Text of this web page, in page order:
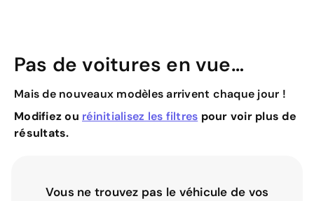
Pas de voitures en vue…
Mais de nouveaux modèles arrivent chaque jour !
Modifiez ou réinitialisez les filtres pour voir plus de
résultats.
Vous ne trouvez pas le véhicule de vos